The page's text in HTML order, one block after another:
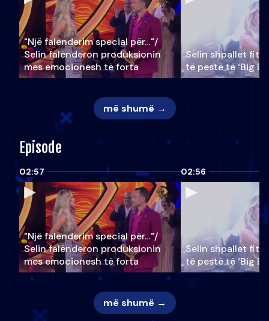
"Një falenderim special për…"/
Selin falënderon produksionin
mes emocionesh të forta
Selin shpallet
të pestë të ‘Big
më shumë →
Episode
02:57
"Një falenderim special për…"/
Selin falënderon produksionin
mes emocionesh të forta
02:56
Selin shpallet
të pestë të ‘Big
më shumë →